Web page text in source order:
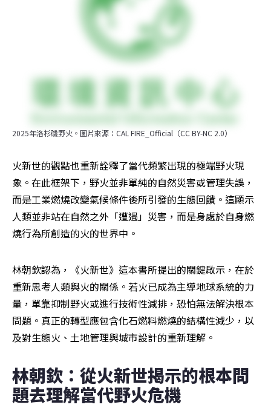
2025年洛杉磯野火。圖片來源：CAL FIRE_Official（CC BY-NC 2.0）
火新世的觀點也重新詮釋了當代頻繁出現的極端野火現
象。在此框架下，野火並非單純的自然災害或管理失誤，
而是工業燃燒改變氣候條件後所引發的生態回饋。這顯示
人類並非站在自然之外「遭遇」災害，而是身處於自身燃
燒行為所創造的火的世界中。
林朝欽認為，《火新世》這本書所提出的關鍵啟示，在於
重新思考人類與火的關係。若火已成為主導地球系統的力
量，單靠抑制野火或進行技術性減排，恐怕無法解決根本
問題。真正的轉型應包含化石燃料燃燒的結構性減少，以
及對生態火、土地管理與城市設計的重新理解。
林朝欽：從火新世揭示的根本問
題去理解當代野火危機